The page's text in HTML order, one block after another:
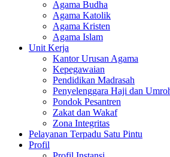
Agama Budha
Agama Katolik
Agama Kristen
Agama Islam
Unit Kerja
Kantor Urusan Agama
Kepegawaian
Pendidikan Madrasah
Penyelenggara Haji dan
Pondok Pesantren
Zakat dan Wakaf
Zona Integritas
Pelayanan Terpadu Satu Pintu
Profil